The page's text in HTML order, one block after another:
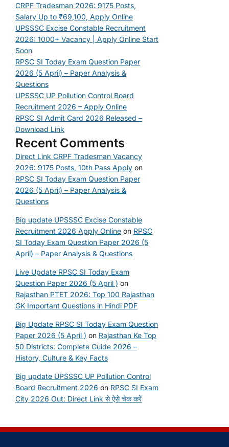
CRPF Tradesman 2026: 9175 Posts,
Salary Up to ₹69,100, Apply Online
UPSSSC Excise Constable Recruitment
2026: 1000+ Vacancy | Apply Online Start
Soon
RPSC SI Today Exam Question Paper
2026 (5 April) – Paper Analysis &
Questions
UPSSSC UP Pollution Control Board
Recruitment 2026 – Apply Online
RPSC SI Admit Card 2026 Released –
Download Link
Recent Comments
Direct Link CRPF Tradesman Vacancy
2026: 9175 Posts, 10th Pass Apply on
RPSC SI Today Exam Question Paper
2026 (5 April) – Paper Analysis &
Questions
Big update UPSSSC Excise Constable
Recruitment 2026 Apply Online on RPSC
SI Today Exam Question Paper 2026 (5
April) – Paper Analysis & Questions
Live Update RPSC SI Today Exam
Question Paper 2026 (5 April ) on
Rajasthan PTET 2026: Top 100 Rajasthan
GK Important Questions in Hindi PDF
Big Update RPSC SI Today Exam Question
Paper 2026 (5 April ) on Rajasthan Ke Top
50 Districts: Complete Guide 2026 –
History, Culture & Key Facts
Big update UPSSSC UP Pollution Control
Board Recruitment 2026 on RPSC SI Exam
City 2026 Out: Direct Link से ऐसे चेक करें